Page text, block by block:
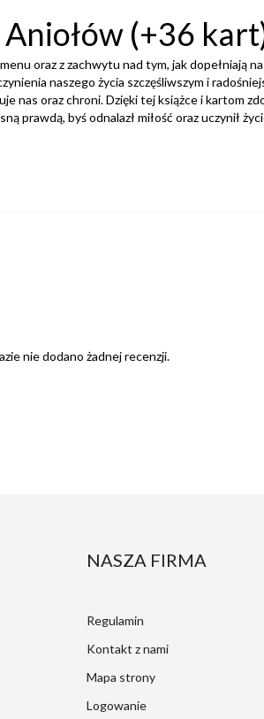
(+36
oraz z zachwytu nad tym, jak dopełniają
naszego życia szczęśliwszym i
nas oraz chroni. Dzięki tej książce i kartom
prawdą, byś odnalazł miłość oraz uczynił
nie dodano żadnej recenzji.
NASZA FIRMA
Regulamin
Kontakt z nami
Mapa strony
Logowanie